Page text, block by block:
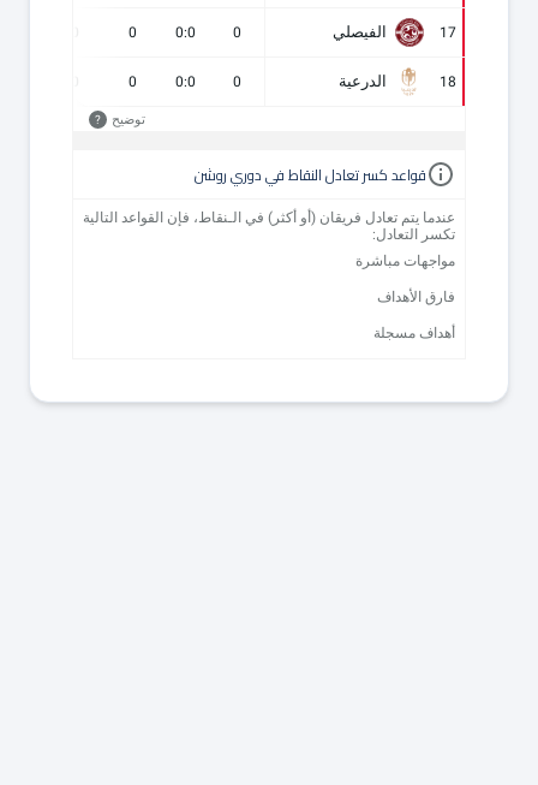
17 الفيصلي 0
0:0
0
18 الدرعية 0
0:0
0
توضيح ?
قواعد كسر تعادل النقاط في دوري روشن
عندما يتم تعادل فريقان (أو أكثر) في الـنقاط، فإن القواعد التالية
تكسر التعادل:
مواجهات مباشرة
فارق الأهداف
أهداف مسجلة